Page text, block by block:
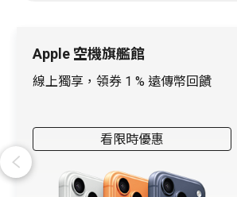
Previous
Apple 空機旗艦館
線上獨享，領券 1 % 遠傳幣回饋
看限時優惠